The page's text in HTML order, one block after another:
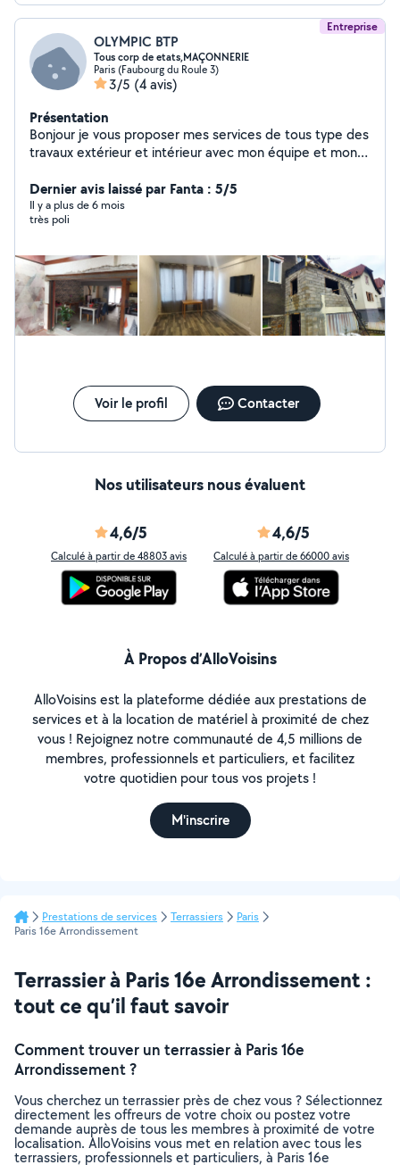
Entreprise
OLYMPIC BTP
Tous corp de etats,MAÇONNERIE
Paris (Faubourg du Roule 3)
3/5 (4 avis)
Présentation
Bonjour je vous proposer mes services de tous type des
travaux extérieur et intérieur avec mon équipe et mon
Dernier avis laissé par Fanta : 5/5
Il y a plus de 6 mois
très poli
Voir le profil Contacter
Nos utilisateurs nous évaluent
4,6/5
Calculé à partir de 48803 avis
4,6/5
Calculé à partir de 66000 avis
À Propos d’AlloVoisins
AlloVoisins est la plateforme dédiée aux prestations de
services et à la location de matériel à proximité de chez
vous ! Rejoignez notre communauté de 4,5 millions de
membres, professionnels et particuliers, et facilitez
votre quotidien pour tous vos projets !
M'inscrire
Prestations de services Terrassiers
Paris
Paris 16e Arrondissement
Terrassier à Paris 16e Arrondissement :
tout ce qu’il faut savoir
Comment trouver un terrassier à Paris 16e
Arrondissement ?
Vous cherchez un terrassier près de chez vous ? Sélectionnez
directement les offreurs de votre choix ou postez votre
demande auprès de tous les membres à proximité de votre
localisation. AlloVoisins vous met en relation avec tous les
terrassiers, professionnels et particuliers, à Paris 16e